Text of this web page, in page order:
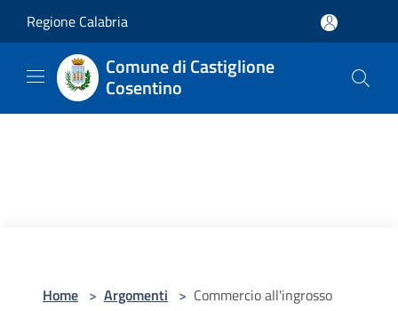
Regione Calabria
Comune di Castiglione
Cosentino
Home > Argomenti > Commercio all'ingrosso